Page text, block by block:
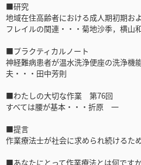
■研究
地域在住高齢者における成人期初期お
フレイルの関連・・・菊地沙季，横山
■プラクティカルノート
神経難病患者が温水洗浄便座の洗浄機
夫・・・田中芳則
■わたしの大切な作業 第76回
すべては腰が基本・・・折原 一
■提言
作業療法士が社会に求められ続けるた
■あなたにとって作業療法とは何です